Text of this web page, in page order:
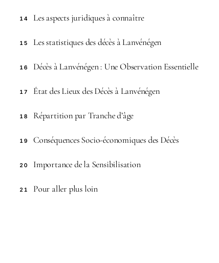
14 Les aspects juridiques à connaître
15 Les statistiques des décès à Lanvénégen
16 Décès à Lanvénégen : Une Observation Essentielle
17 État des Lieux des Décès à Lanvénégen
18 Répartition par Tranche d’âge
19 Conséquences Socio-économiques des Décès
20 Importance de la Sensibilisation
21 Pour aller plus loin